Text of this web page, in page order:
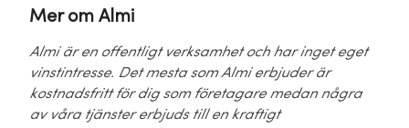
Mer om Almi
Almi är en offentligt verksamhet och har inget eget
vinstintresse. Det mesta som Almierbjuder är
kostnadsfritt för dig som företagare medan några
av våra tjänster erbjuds tillen kraftigt